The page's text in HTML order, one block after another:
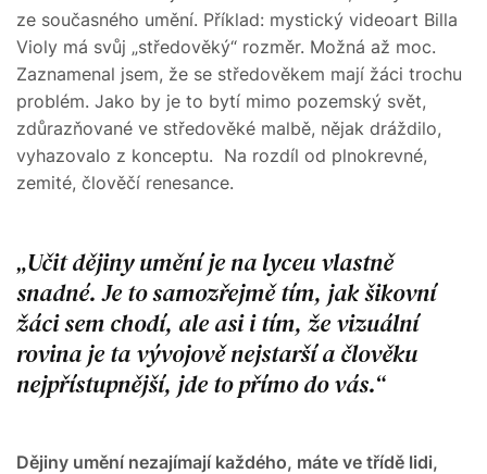
ze současného umění. Příklad: mystický videoart Billa
Violy má svůj „středověký“ rozměr. Možná až moc.
Zaznamenal jsem, že se středověkem mají žáci trochu
problém. Jako by je to bytí mimo pozemský svět,
zdůrazňované ve středověké malbě, nějak dráždilo,
vyhazovalo z konceptu. Na rozdíl od plnokrevné,
zemité, člověčí renesance.
Učit dějiny umění je na lyceu vlastně
snadné. Je to samozřejmě tím, jak šikovní
žáci sem chodí, ale asi i tím, že vizuální
rovina je ta vývojově nejstarší a člověku
nejpřístupnější, jde to přímo do vás.
Dějiny umění nezajímají každého, máte ve třídě lidi,